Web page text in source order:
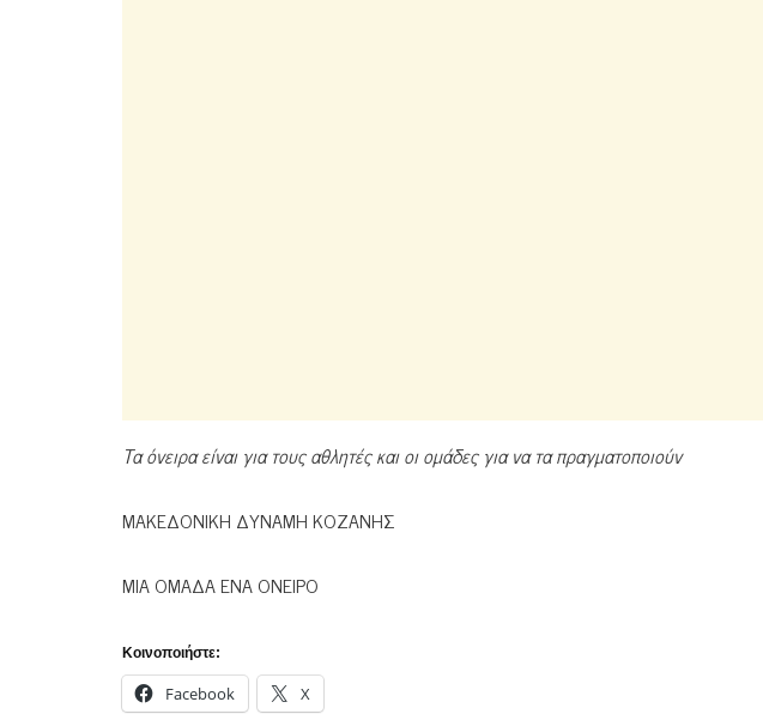
Τα όνειρα είναι για τους αθλητές και οι ομάδες για να τα πραγματοποιούν
ΜΑΚΕΔΟΝΙΚΗ ΔΥΝΑΜΗ ΚΟΖΑΝΗΣ
ΜΙΑ ΟΜΑΔΑ ΕΝΑ ΟΝΕΙΡΟ
Κοινοποιήστε:
Facebook X